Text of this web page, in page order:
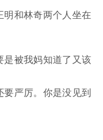
和林奇两个人坐在
被我妈知道了又该
严厉。你是没见到